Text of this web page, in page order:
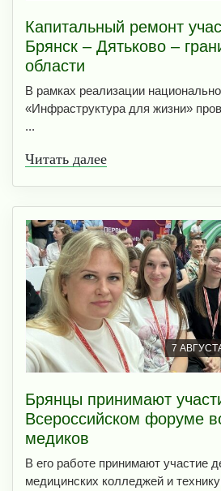
Капитальный ремонт
Брянск – Дятьково –
области
В рамках реализации
«Инфраструктура для жизни»
...
Читать далее
7
Брянцы принимают
Всероссийском форуме
медиков
В его работе принимают участие
медицинских колледжей и